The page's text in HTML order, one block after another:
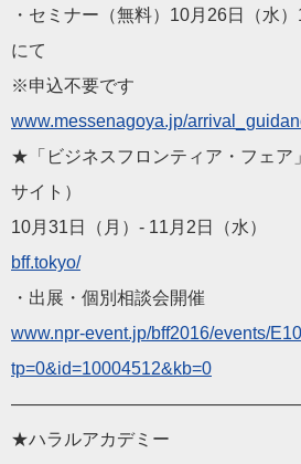
・セミナー（無料）10月26日（水
にて
※申込不要です
www.messenagoya.jp/
★「ビジネスフロンティア・フェア
サイト）
10月31日（月）- 11月2日（水）
bff.tokyo/
・出展・個別相談会開催
www.npr-event.jp/bff2016/events/
tp=0&id=10004512&kb=0
★ハラルアカデミー